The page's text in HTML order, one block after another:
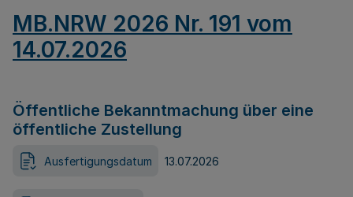
MB.NRW 2026 Nr. 191 vom
14.07.2026
Öffentliche Bekanntmachung über eine
öffentliche Zustellung
Ausfertigungsdatum 13.07.2026